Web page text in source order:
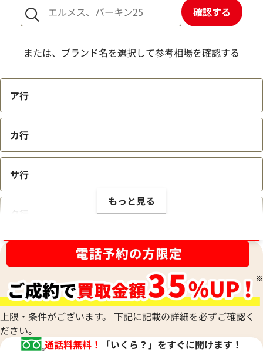
確認する
または、ブランド名を選択して参考相場を確認する
ア行
カ行
サ行
タ行
ハ行
マ行
もっと見る
上限・条件がございます。 下記に記載の詳細を必ずご確認く
ださい。
通話料無料！
「いくら？」をすぐに聞けます！